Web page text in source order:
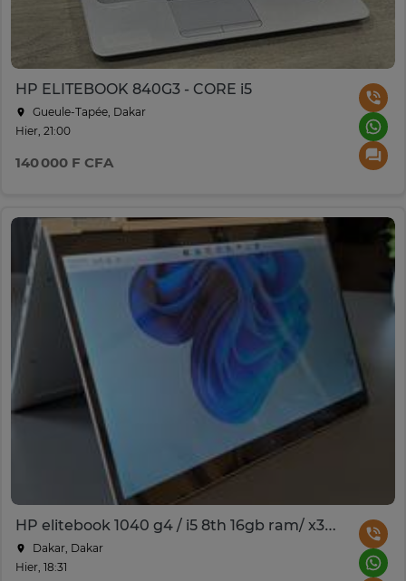
HP ELITEBOOK 840G3 - CORE i5
Gueule-Tapée, Dakar
Hier, 21:00
140 000 F CFA
HP elitebook 1040 g4 / i5 8th 16gb ram/ x360 ordinateur
Dakar, Dakar
Hier, 18:31